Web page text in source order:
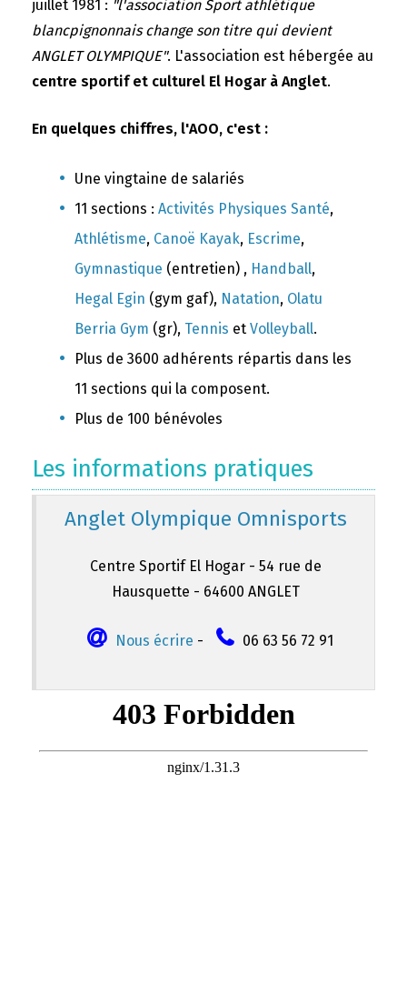
juillet 1981 : "l'association Sport athlétique
blancpignonnais change son titre qui devient
ANGLET OLYMPIQUE". L'association est hébergée au
centre sportif et culturel El Hogar à Anglet.
En quelques chiffres, l'AOO, c'est :
Une vingtaine de salariés
11 sections : Activités Physiques Santé,
Athlétisme, Canoë Kayak, Escrime,
Gymnastique (entretien) , Handball,
Hegal Egin (gym gaf), Natation, Olatu
Berria Gym (gr), Tennis et Volleyball.
Plus de 3600 adhérents répartis dans les
11 sections qui la composent.
Plus de 100 bénévoles
Les informations pratiques
Anglet Olympique Omnisports
Centre Sportif El Hogar - 54 rue de
Hausquette - 64600 ANGLET
Nous écrire - 06 63 56 72 91